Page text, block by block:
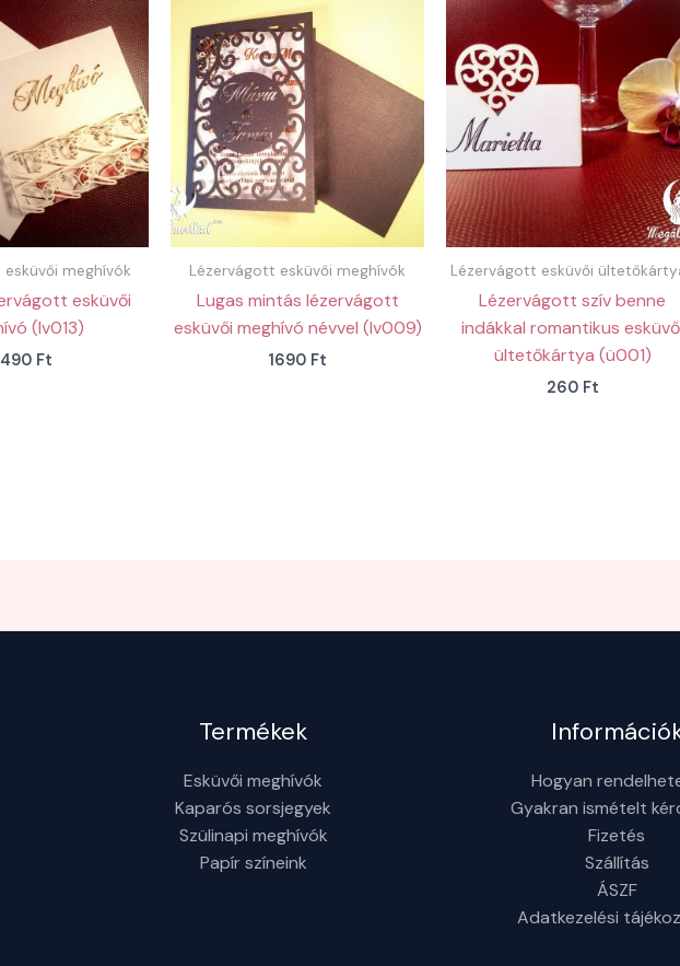
meghívók
esküvői
(lv013)
Ft
Lézervágott esküvői meghívók
Lugas mintás lézervágott
esküvői meghívó névvel (lv009)
1690 Ft
Lézervágott esküvői
Lézervágott szív benne
indákkal romantikus
ültetőkártya (ü001)
260 Ft
Termékek
Esküvői meghívók
Kaparós sorsjegyek
Szülinapi meghívók
Papír színeink
Hogyan
Gyakran ismételt
Fizetés
Szállítás
ÁSZF
Adatkezelési